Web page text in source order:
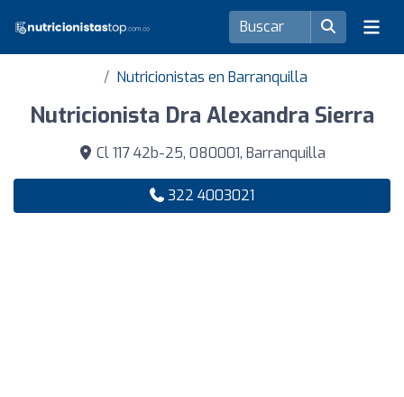
Nutricionistas en Barranquilla
Nutricionista Dra Alexandra Sierra
Cl 117 42b-25, 080001, Barranquilla
322 4003021